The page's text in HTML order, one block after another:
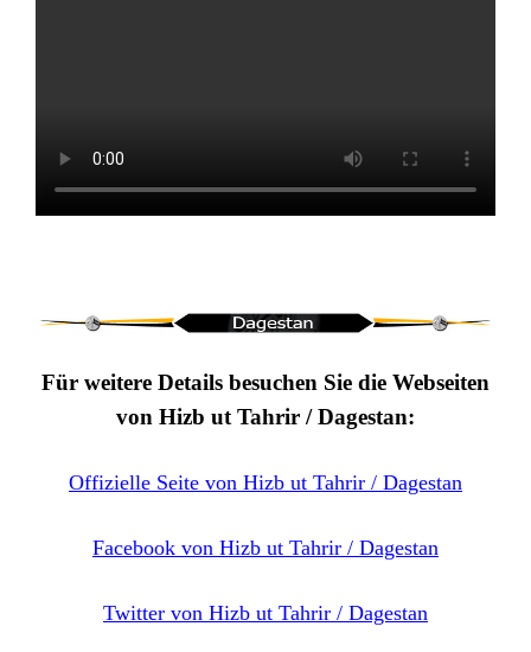
Für weitere Details besuchen Sie die Webseiten
von Hizb ut Tahrir / Dagestan:
Offizielle Seite von Hizb ut Tahrir / Dagestan
Facebook von Hizb ut Tahrir / Dagestan
Twitter von Hizb ut Tahrir / Dagestan